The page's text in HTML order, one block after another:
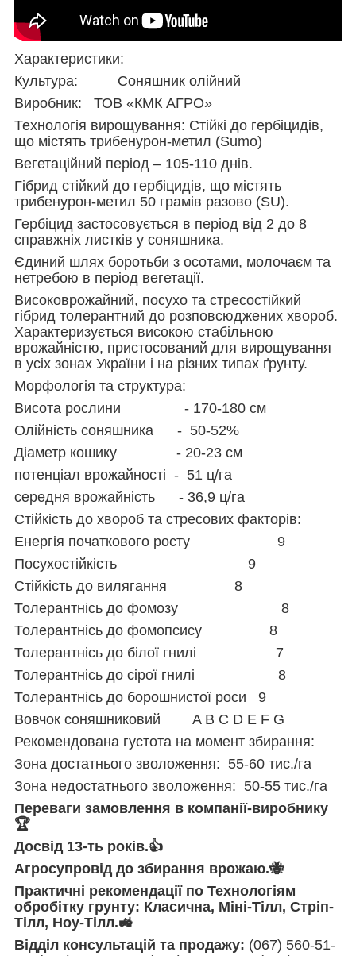
Характеристики:
Культура: Соняшник олійний
Виробник: ТОВ «КМК АГРО»
Технологія вирощування: Стійкі до гербіцидів,
що містять трибенурон-метил (Sumo)
Вегетаційний період – 105-110 днів.
Гібрид стійкий до гербіцидів, що містять
трибенурон-метил 50 грамів разово (SU).
Гербіцид застосовується в період від 2 до 8
справжніх листків у соняшника.
Єдиний шлях боротьби з осотами, молочаєм та
нетребою в період вегетації.
Високоврожайний, посухо та стресостійкий
гібрид толерантний до розповсюджених хвороб.
Характеризується високою стабільною
врожайністю, пристосований для вирощування
в усіх зонах України і на різних типах ґрунту.
Морфологія та структура:
Висота рослини - 170-180 см
Олійність соняшника - 50-52%
Діаметр кошику - 20-23 см
потенціал врожайності - 51 ц/га
середня врожайність - 36,9 ц/га
Стійкість до хвороб та стресових факторів:
Енергія початкового росту 9
Посухостійкість 9
Стійкість до вилягання 8
Толерантнісь до фомозу 8
Толерантнісь до фомопсису 8
Толерантнісь до білої гнилі 7
Толерантнісь до сірої гнилі 8
Толерантнісь до борошнистої роси 9
Вовчок соняшниковий A B C D Е F G
Рекомендована густота на момент збирання:
Зона достатнього зволоження: 55-60 тис./га
Зона недостатнього зволоження: 50-55 тис./га
Переваги замовлення в компанії-виробнику
🏆
Досвід 13-ть років.👍
Агросупровід до збирання врожаю.🐝
Практичні рекомендації по Технологіям
обробітку грунту: Класична, Міні-Тілл, Стріп-
Тілл, Ноу-Тілл.🚜
Відділ консультацій та продажу: (067) 560-51-